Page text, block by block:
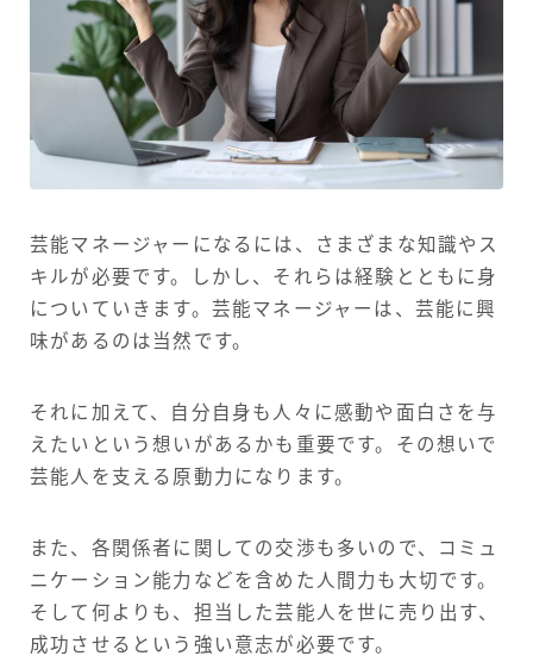
芸能マネージャーになるには、さまざまな知識やス
キルが必要です。しかし、それらは経験とともに身
についていきます。芸能マネージャーは、芸能に興
味があるのは当然です。
それに加えて、自分自身も人々に感動や面白さを与
えたいという想いがあるかも重要です。その想いで
芸能人を支える原動力になります。
また、各関係者に関しての交渉も多いので、コミュ
ニケーション能力などを含めた人間力も大切です。
そして何よりも、担当した芸能人を世に売り出す、
成功させるという強い意志が必要です。